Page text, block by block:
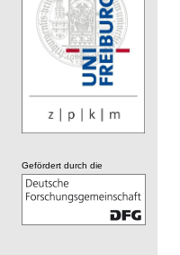
Gefördert durch die